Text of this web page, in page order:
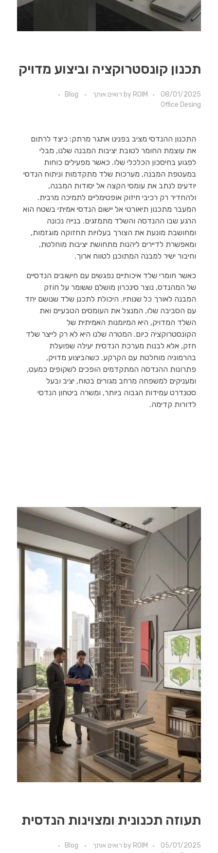
תכנון קונסטרוקציה וביצוע מדויק
08/01/2025
by ROIM רואים אותך
Blog
Office Desing
התכנון ההנדסי מציב בפנינו אתגר מרתק: כיצד לרתום
את עוצמת החומר לטובת יציבות המבנה שלנו, מבלי
לפגוע בחיסכון הכלכלי שלו. כאשר מפעילים כוחות
במעטפת המבנה, מערכות שלד מתקדמות וניתוח הנדסי
יודעים לנתב את עומסי הקצה אל יסודות המבנה,
ולהחדיר רק רכיבי חיזוק אופטימליים לתמיכה מרבית.
המעבר מתכנון תיאורטי אל יישום הנדסי אמיתי בשטח הוא
הרגע שבו ההנדסה והשלד מתמזגים. בנייה נכונה
ומחושבת מונעת את הצורך בעלויות תחזוקה מוגזמות,
ומאפשרת לדיירים ליהנות מתחושת יציבות מוחלטת,
וחיבור ישיר למבנה המתוכנן לטווח ארוך.
כאשר חומרי שלד איכותיים נפגשים עם חישובים הנדסיים
של המהנדס, נוצר סינכרון מושלם ששומר על חוזק
המבנה לאורך כל שנותיו. היכולת לתכנן שלד שנושם יחד
עם הסביבה שלו, המנצל את העומסים הטבעיים ואת
השלד המדויק, היא המיומנות האמיתית של
הקונסטרוקציה כיום. המטרה שלנו היא לא רק לייצר שלד
חזק, אלא לבנות מערכת הנדסית יעילה שפועלת
בהרמוניה מוחלטת עם הקרקע. כשהביצוע מדויק,
פתרונות ההנדסה המתקדמים הופכים לשקופים כמעט,
ומעניקים למשפחה מרחב מגורים בטוח, יציב ובעל
סטנדרט עמידות הגבוה ביותר, ומשרה ביטחון הנדסי
לדורות קדימה.
תעוזה תכנונית ומצוינות הנדסית
05/01/2025
by ROIM רואים אותך
Blog